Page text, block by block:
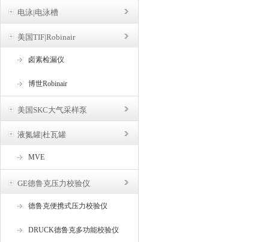
电泳|电泳槽
美国TIF|Robinair
卤素检漏仪
博世Robinair
美国SKC大气采样泵
液氮罐|杜瓦罐
MVE
GE德鲁克压力校验仪
德鲁克便携式压力校验仪
DRUCK德鲁克多功能校验仪